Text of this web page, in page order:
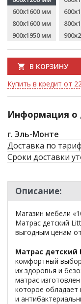
600x1600 мм
800x1600 мм
900x1950 мм
В КОРЗИНУ
Купить в кредит от
Информация о
г. Эль-Монте
Доставка по
Сроки доставки
Описание:
Магазин мебели
Матрас детский
выгодным ценам
Матрас детский
комфортный
их здоровья и
матрас
которое
и